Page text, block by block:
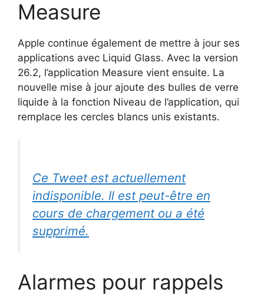
Measure
Apple continue également de mettre à jour ses
applications avec Liquid Glass. Avec la version
26.2, l’application Measure vient ensuite. La
nouvelle mise à jour ajoute des bulles de verre
liquide à la fonction Niveau de l’application, qui
remplace les cercles blancs unis existants.
Ce Tweet est actuellement
indisponible. Il est peut-être en
cours de chargement ou a été
supprimé.
Alarmes pour rappels